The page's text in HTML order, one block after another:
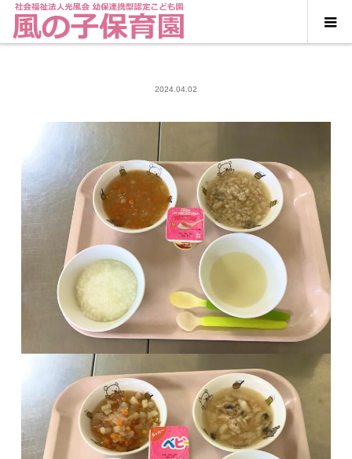
2024.04.02